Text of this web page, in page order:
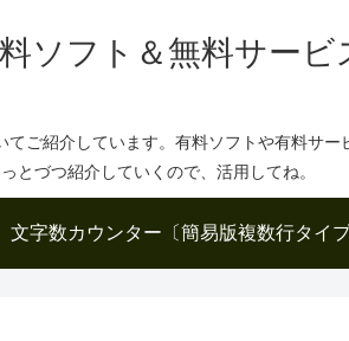
ソフト＆無料サービ
ご紹介しています。有料ソフトや有料サ
とづつ紹介していくので、活用してね。
文字数カウンター〔簡易版複数行タイプ